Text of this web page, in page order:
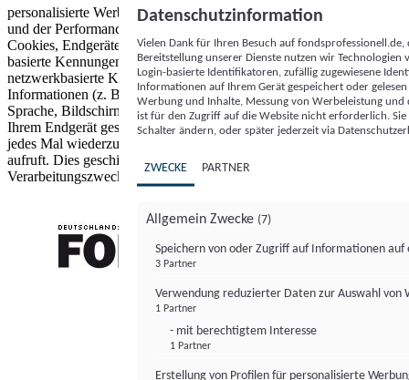
personalisierte Werbung und Inhalte, Messung von Werbeleistung
und der Performance von Inhalten sowie Zielgruppenforschung.
Cookies, Endgeräte- oder ähnliche Online-Kennungen (z. B. login-
basierte Kennungen, zufällig generierte Kennungen,
netzwerkbasierte Kennungen) können zusammen mit anderen
Informationen (z. B. Browsertyp und Browserinformationen,
Sprache, Bildschirmgröße, unterstützte Technologien usw.) auf
Ihrem Endgerät gespeichert oder von dort ausgelesen werden, um es
jedes Mal wiederzuerkennen, wenn es eine App oder einer Webseite
aufruft. Dies geschieht für einen oder mehrere der hier aufgeführten
Verarbeitungszwecke.
Datenschutzinformation
Vielen Dank für Ihren Besuch auf
Bereitstellung unserer Dienste nutzen wir Technologien
Login-basierte Identifikatoren, zufällig zugewiesene
Informationen auf Ihrem Gerät gespeichert oder
Werbung und Inhalte, Messung von Werbeleistung
ist für den Zugriff auf die Website nicht erforderlich.
Schalter ändern, oder später jederzeit via
ZWECKE PARTNER
Allgemein Zwecke (7)
Speichern von oder Zugriff auf Informationen auf
3 Partner
Verwendung reduzierter Daten zur Auswahl von
1 Partner
- mit berechtigtem Interesse
1 Partner
Erstellung von Profilen für personalisierte
FONDS professionell